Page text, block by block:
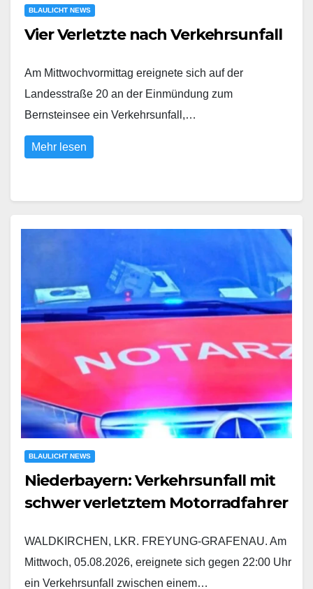
BLAULICHT NEWS
Vier Verletzte nach Verkehrsunfall
Am Mittwochvormittag ereignete sich auf der
Landesstraße 20 an der Einmündung zum
Bernsteinsee ein Verkehrsunfall,…
Mehr lesen
BLAULICHT NEWS
Niederbayern: Verkehrsunfall mit
schwer verletztem Motorradfahrer
WALDKIRCHEN, LKR. FREYUNG-GRAFENAU. Am
Mittwoch, 05.08.2026, ereignete sich gegen 22:00 Uhr
ein Verkehrsunfall zwischen einem…